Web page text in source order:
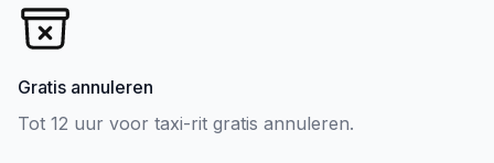
Gratis annuleren
Tot 12 uur voor taxi-rit gratis annuleren.